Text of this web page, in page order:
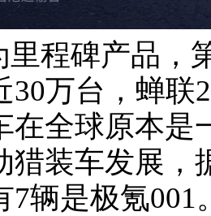
里程碑产品，
30万台，蝉
在全球原本是
猎装车发展，
7辆是极氪